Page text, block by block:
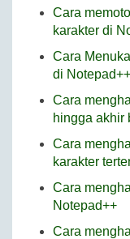
Cara
karakter di
Cara
di Notepad++
Cara
hingga akhir
Cara
karakter
Cara
Notepad++
Cara